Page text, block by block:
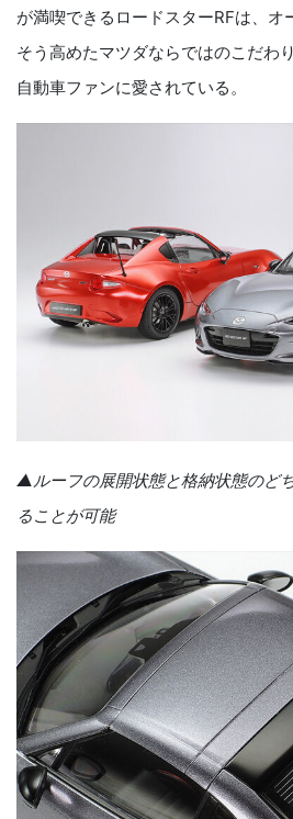
が満喫できるロードスターRFは、オ
そう高めたマツダならではのこだわ
自動車ファンに愛されている。
▲ルーフの展開状態と格納状態のど
ることが可能